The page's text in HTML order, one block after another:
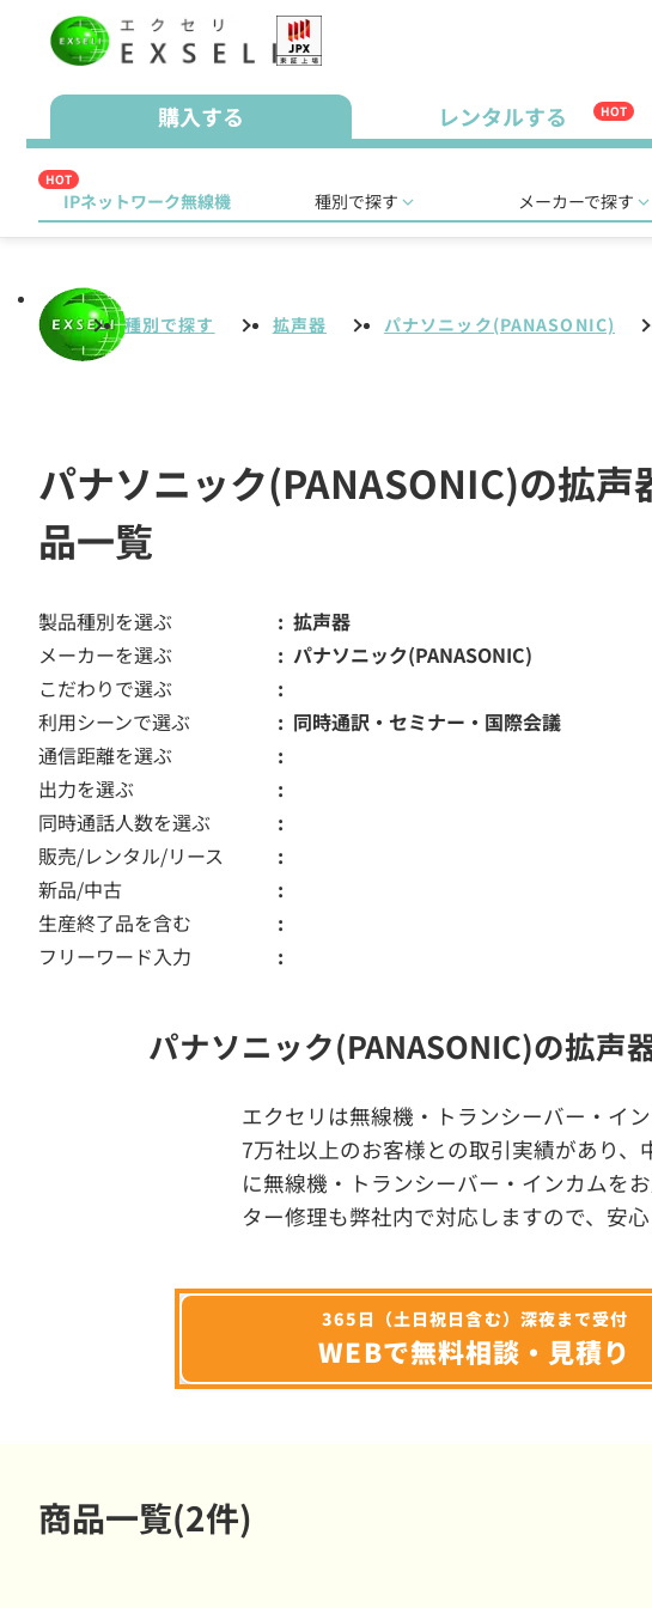
購入する レンタルする HOT
HOT
IPネットワーク無線機 種別で探す メーカーで探す
種別で探す 拡声器 パナソニック(PANASONIC)
パナソニック(PANASONIC)の拡
品一覧
製品種別を選ぶ
拡声器
メーカーを選ぶ
パナソニック(PANASONIC)
こだわりで選ぶ
利用シーンで選ぶ
同時通訳・セミナー・国際会議
通信距離を選ぶ
出力を選ぶ
同時通話人数を選ぶ
販売/レンタル/リース
新品/中古
生産終了品を含む
フリーワード入力
パナソニック(PANASONIC)の拡声
エクセリは無線機・トランシーバー・イ
7万社以上のお客様との取引実績があり
に無線機・トランシーバー・インカムを
ター修理も弊社内で対応しますので、安心
365日（土日祝日含む）深夜まで受付
WEBで無料相談・見積り
商品一覧(2件)